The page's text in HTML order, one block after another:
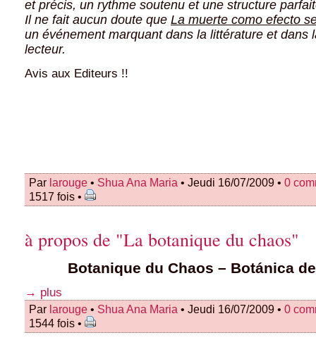
et précis, un rythme soutenu et une structure
Il ne fait aucun doute que La muerte como efecto
un événement marquant dans la littérature et dans
lecteur.
Avis aux Editeurs !!
Par larouge • Shua Ana Maria • Jeudi 16/07/2009 • 0
1517 fois •
à propos de "La botanique du chaos"
Botanique du Chaos – Botánica
→ plus
Par larouge • Shua Ana Maria • Jeudi 16/07/2009 • 0
1544 fois •